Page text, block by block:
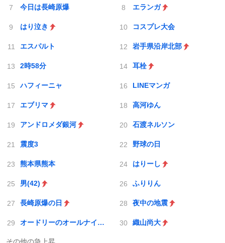
今日は長崎原爆 エランガ
はり泣き コスプレ大会
エスパルト 岩手県沿岸北部
2時58分 耳栓
ハフィーニャ LINEマンガ
エブリマ 高河ゆん
アンドロメダ銀河 石渡ネルソン
震度3 野球の日
熊本県熊本 はりーし
男(42) ふりりん
長崎原爆の日 夜中の地震
オードリーのオールナイトニッポン 織山尚大